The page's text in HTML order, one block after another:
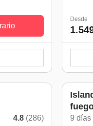
Desde
4.8 (286) 9 días